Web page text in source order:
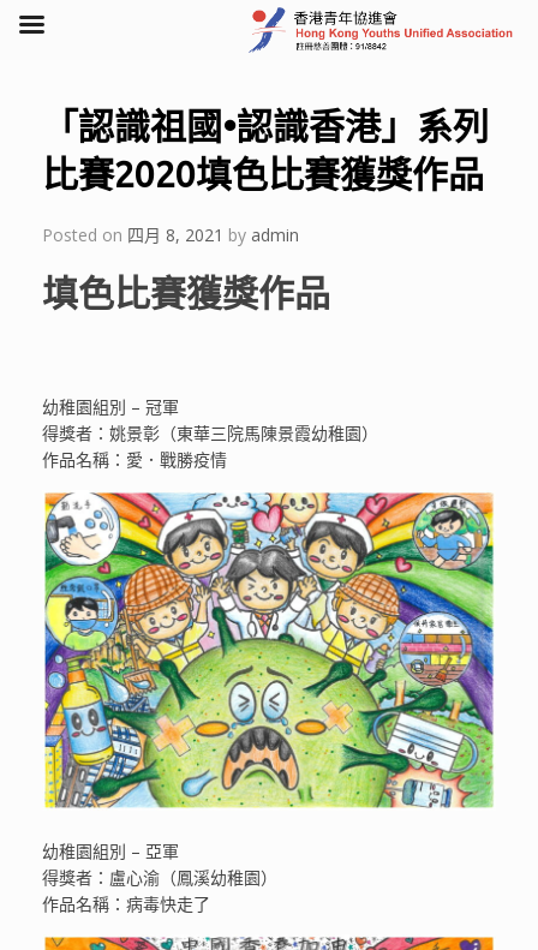
「認識祖國•認識香港」系列
比賽2020填色比賽獲獎作品
Posted on 四月 8, 2021 by admin
填色比賽獲獎作品
幼稚園組別 – 冠軍
得獎者：姚景彰（東華三院馬陳景霞幼稚園）
作品名稱：愛．戰勝疫情
幼稚園組別 – 亞軍
得獎者：盧心渝（鳳溪幼稚園）
作品名稱：病毒快走了